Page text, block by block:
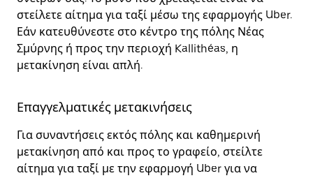
στείλετε αίτημα για ταξί μέσω της εφαρμογής Uber.
Εάν κατευθύνεστε στο κέντρο της πόλης Νέας
Σμύρνης ή προς την περιοχή Kallithéas, η
μετακίνηση είναι απλή.
Επαγγελματικές μετακινήσεις
Για συναντήσεις εκτός πόλης και καθημερινή
μετακίνηση από και προς το γραφείο, στείλτε
αίτημα για ταξί με την εφαρμογή Uber για να